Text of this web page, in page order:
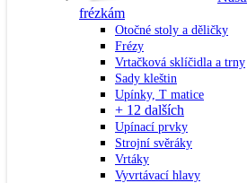
frézkám
Otočné stoly a děličky
Frézy
Vrtačková sklíčidla a trny
Sady kleštin
Upínky, T matice
+ 12 dalších
Upínací prvky
Strojní svěráky
Vrtáky
Vyvrtávací hlavy